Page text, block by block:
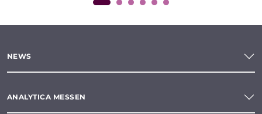
NEWS
ANALYTICA MESSEN